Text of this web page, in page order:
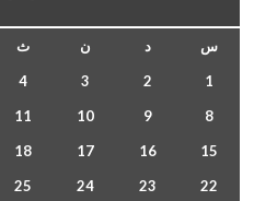
س د ن ث
1
2
3
4
8
9
10
11
15
16
17
18
22
23
24
25